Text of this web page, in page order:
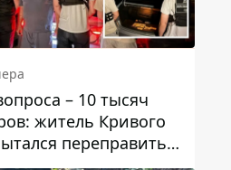
– 10 тысяч
житель Кривого
переправить
в Словакию